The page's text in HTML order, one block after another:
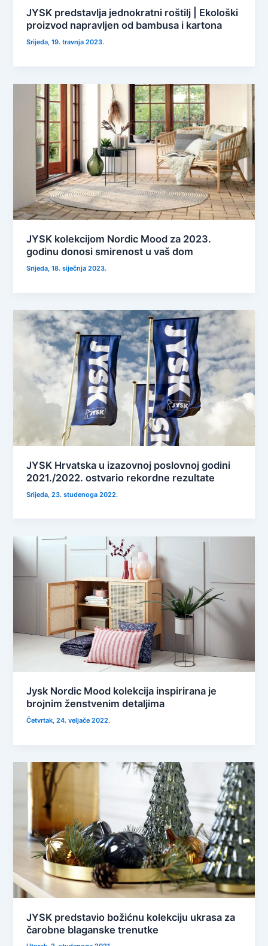
JYSK predstavlja jednokratni roštilj | Ekološki
proizvod napravljen od bambusa i kartona
Srijeda, 19. travnja 2023.
JYSK kolekcijom Nordic Mood za 2023.
godinu donosi smirenost u vaš dom
Srijeda, 18. siječnja 2023.
JYSK Hrvatska u izazovnoj poslovnoj godini
2021./2022. ostvario rekordne rezultate
Srijeda, 23. studenoga 2022.
Jysk Nordic Mood kolekcija inspirirana je
brojnim ženstvenim detaljima
Četvrtak, 24. veljače 2022.
JYSK predstavio božićnu kolekciju ukrasa za
čarobne blaganske trenutke